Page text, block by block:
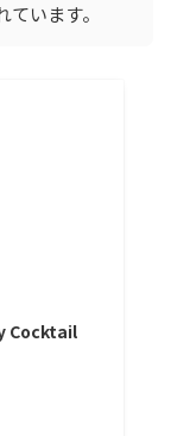
います。
Cocktail